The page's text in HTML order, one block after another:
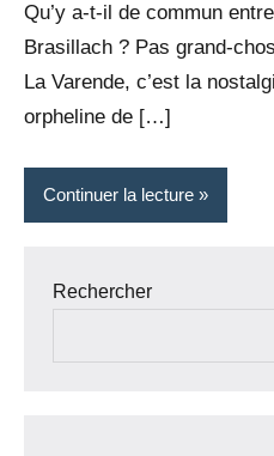
Qu’y a-t-il de commun
Brasillach ? Pas grand-
La Varende, c’est la
orpheline de […]
Continuer la lecture
Rechercher